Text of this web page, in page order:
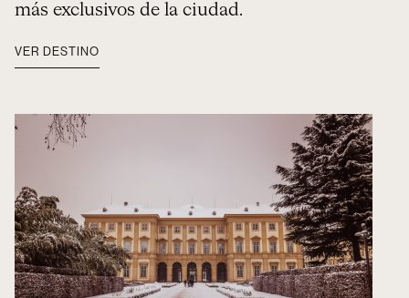
más exclusivos de la ciudad.
VER DESTINO